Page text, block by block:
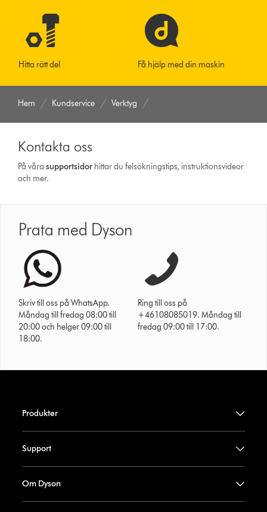
Hitta rätt del Få hjälp med din maskin
Hem Kundservice Verktyg
Kontakta oss
På vårasupport­sidor hittar du felsökningstips, instruktionsvideor
och mer.
Prata med Dyson
Skriv till oss på WhatsApp.
Måndag till fredag 08:00 till
20:00 och helger 09:00 till
18:00.
Ring till oss på
+46108085019. Måndag till
fredag 09:00 till 17:00.
Produkter
Support
Om Dyson